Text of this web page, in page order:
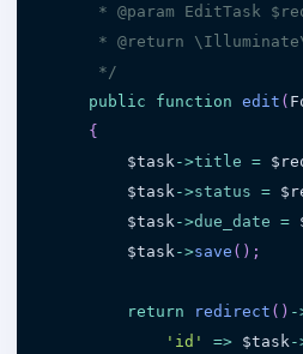
* @param EditTask
* @return
     */
public
function edit (
{
$task ->title =
$task ->status =
$task ->due_date =
$task ->save ( ) ;
return redirect ( ) -
'id'
=> $task -